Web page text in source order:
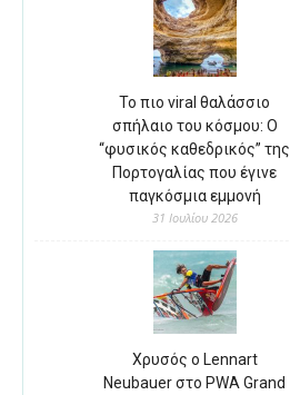
Το πιο viral θαλάσσιο
σπήλαιο του κόσμου: Ο
“φυσικός καθεδρικός” της
Πορτογαλίας που έγινε
παγκόσμια εμμονή
31 Ιουλίου 2026
Χρυσός ο Lennart
Neubauer στο PWA Grand